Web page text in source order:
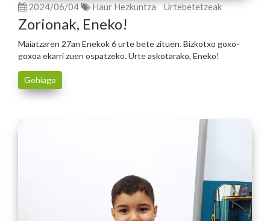
2024/06/04 Haur Hezkuntza Urtebetetzeak
Zorionak, Eneko!
Maiatzaren 27an Enekok 6 urte bete zituen. Bizkotxo goxo-
goxoa ekarri zuen ospatzeko. Urte askotarako, Eneko!
Gehiago